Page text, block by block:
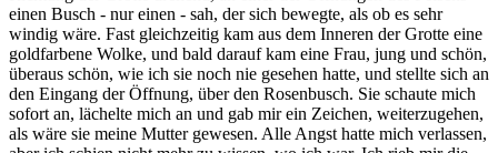
einen Busch - nur einen - sah, der sich bewegte, als ob es sehr
windig wäre. Fast gleichzeitig kam aus dem Inneren der Grotte eine
goldfarbene Wolke, und bald darauf kam eine Frau, jung und schön,
überaus schön, wie ich sie noch nie gesehen hatte, und stellte sich an
den Eingang der Öffnung, über den Rosenbusch. Sie schaute mich
sofort an, lächelte mich an und gab mir ein Zeichen, weiterzugehen,
als wäre sie meine Mutter gewesen. Alle Angst hatte mich verlassen,